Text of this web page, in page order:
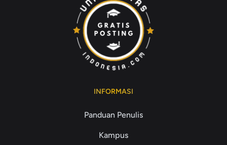
INFORMASI
Panduan Penulis
Kampus